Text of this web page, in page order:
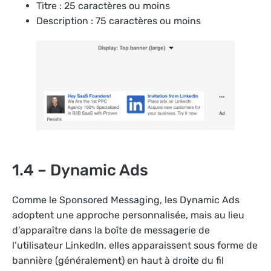
Titre : 25 caractères ou moins
Description : 75 caractères ou moins
1.4 – Dynamic Ads
Comme le Sponsored Messaging, les Dynamic Ads
adoptent une approche personnalisée, mais au lieu
d’apparaître dans la boîte de messagerie de
l’utilisateur LinkedIn, elles apparaissent sous forme de
bannière (généralement) en haut à droite du fil